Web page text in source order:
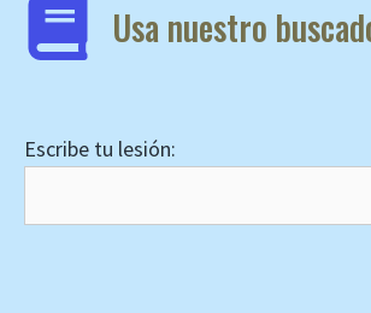
Usa nuestro
Escribe tu lesión: